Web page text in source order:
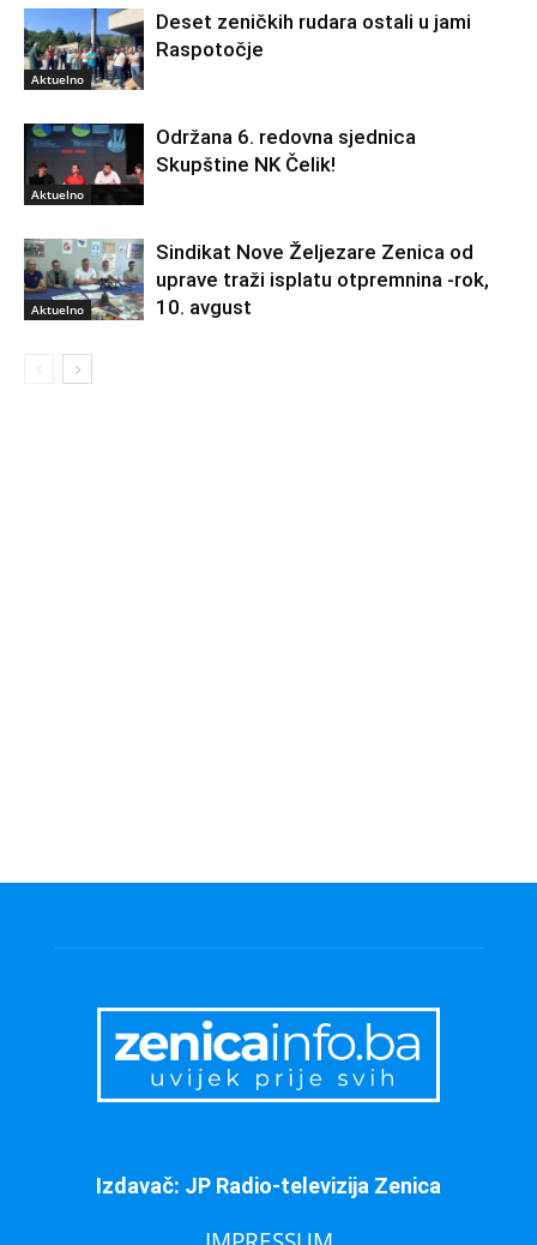
Aktuelno
Deset zeničkih rudara ostali u jami
Raspotočje
Aktuelno
Održana 6. redovna sjednica
Skupštine NK Čelik!
Aktuelno
Sindikat Nove Željezare Zenica od
uprave traži isplatu otpremnina -rok,
10. avgust
Izdavač: JP Radio-televizija Zenica